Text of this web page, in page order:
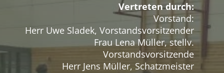
Vertreten durch:
Vorstand:
Herr Uwe Sladek, Vorstandsvorsitzender
Frau Lena Müller, stellv.
Vorstandsvorsitzende
Herr Jens Müller, Schatzmeister